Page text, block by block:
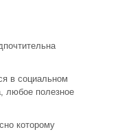
в социальном
любое полезное
которому